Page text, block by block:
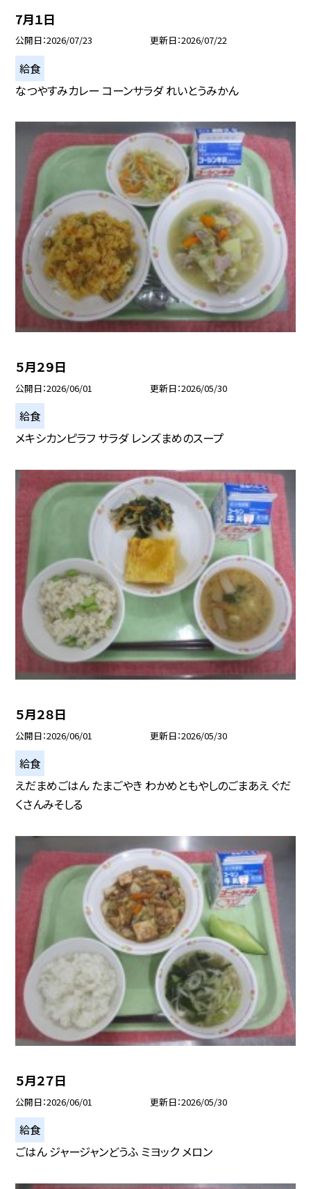
7月１日
公開日 2026/07/23 更新日 2026/07/22
給食
なつやすみカレー コーンサラダ れいとうみかん
５月２９日
公開日 2026/06/01 更新日 2026/05/30
給食
メキシカンピラフ サラダ レンズまめのスープ
５月２８日
公開日 2026/06/01 更新日 2026/05/30
給食
えだまめごはん たまごやき わかめともやしのごまあえ ぐだ
くさんみそしる
５月２７日
公開日 2026/06/01 更新日 2026/05/30
給食
ごはん ジャージャンどうふ ミヨック メロン